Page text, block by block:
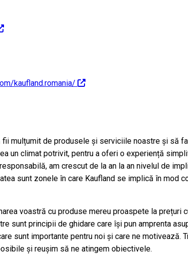
kaufland.romania/
fii mulțumit de produsele și serviciile noastre și să
un climat potrivit, pentru a oferi o experiență
am crescut de la an la an nivelul de
sunt zonele în care Kaufland se implică în mod
voastră cu produse mereu proaspete la
sunt principii de ghidare care își pun amprenta
sunt importante pentru noi și care ne
și reușim să ne atingem obiectivele.